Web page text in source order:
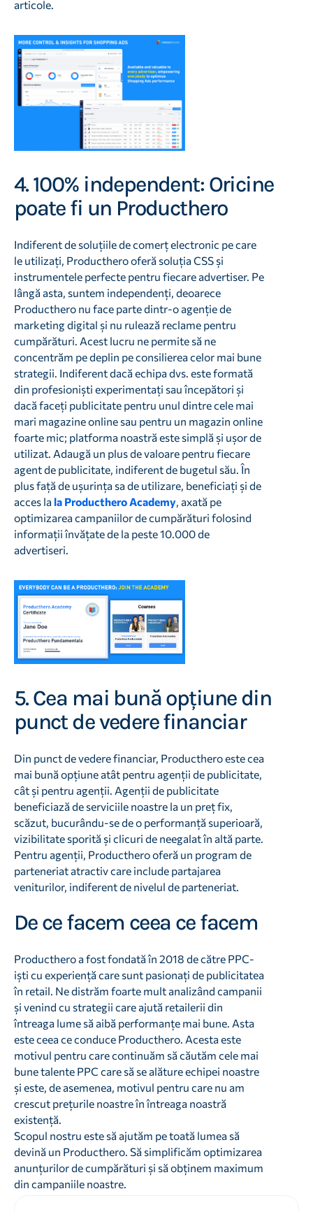
articole.
4. 100% independent: Oricine
poate fi un Producthero
Indiferent de soluțiile de comerț electronic pe care
le utilizați, Producthero oferă soluția CSS și
instrumentele perfecte pentru fiecare advertiser. Pe
lângă asta, suntem independenți, deoarece
Producthero nu face parte dintr-o agenție de
marketing digital și nu rulează reclame pentru
cumpărături. Acest lucru ne permite să ne
concentrăm pe deplin pe consilierea celor mai bune
strategii. Indiferent dacă echipa dvs. este formată
din profesioniști experimentați sau începători și
dacă faceți publicitate pentru unul dintre cele mai
mari magazine online sau pentru un magazin online
foarte mic; platforma noastră este simplă și ușor de
utilizat. Adaugă un plus de valoare pentru fiecare
agent de publicitate, indiferent de bugetul său. În
plus față de ușurința sa de utilizare, beneficiați și de
acces la la Producthero Academy, axată pe
optimizarea campaniilor de cumpărături folosind
informații învățate de la peste 10.000 de
advertiseri.
5. Cea mai bună opțiune din
punct de vedere financiar
Din punct de vedere financiar, Producthero este cea
mai bună opțiune atât pentru agenții de publicitate,
cât și pentru agenții. Agenții de publicitate
beneficiază de serviciile noastre la un preț fix,
scăzut, bucurându-se de o performanță superioară,
vizibilitate sporită și clicuri de neegalat în altă parte.
Pentru agenții, Producthero oferă un program de
parteneriat atractiv care include partajarea
veniturilor, indiferent de nivelul de parteneriat.
De ce facem ceea ce facem
Producthero a fost fondată în 2018 de către PPC-
iști cu experiență care sunt pasionați de publicitatea
în retail. Ne distrăm foarte mult analizând campanii
și venind cu strategii care ajută retailerii din
întreaga lume să aibă performanțe mai bune. Asta
este ceea ce conduce Producthero. Acesta este
motivul pentru care continuăm să căutăm cele mai
bune talente PPC care să se alăture echipei noastre
și este, de asemenea, motivul pentru care nu am
crescut prețurile noastre în întreaga noastră
existență.
Scopul nostru este să ajutăm pe toată lumea să
devină un Producthero. Să simplificăm optimizarea
anunțurilor de cumpărături și să obținem maximum
din campaniile noastre.